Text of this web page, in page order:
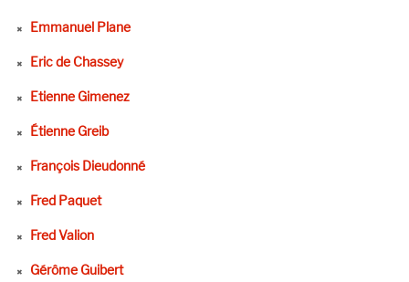
Emmanuel Plane
Eric de Chassey
Etienne Gimenez
Étienne Greib
François Dieudonné
Fred Paquet
Fred Valion
Gérôme Guibert